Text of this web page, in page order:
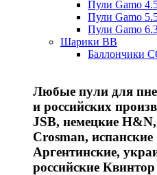
Пули Gamo
Пули Gamo
Пули Gamo
Шарики BB
Баллончики
Любые пули для
и российских
JSB, немецкие
Crosman,
Аргентинские,
российские Квинтор